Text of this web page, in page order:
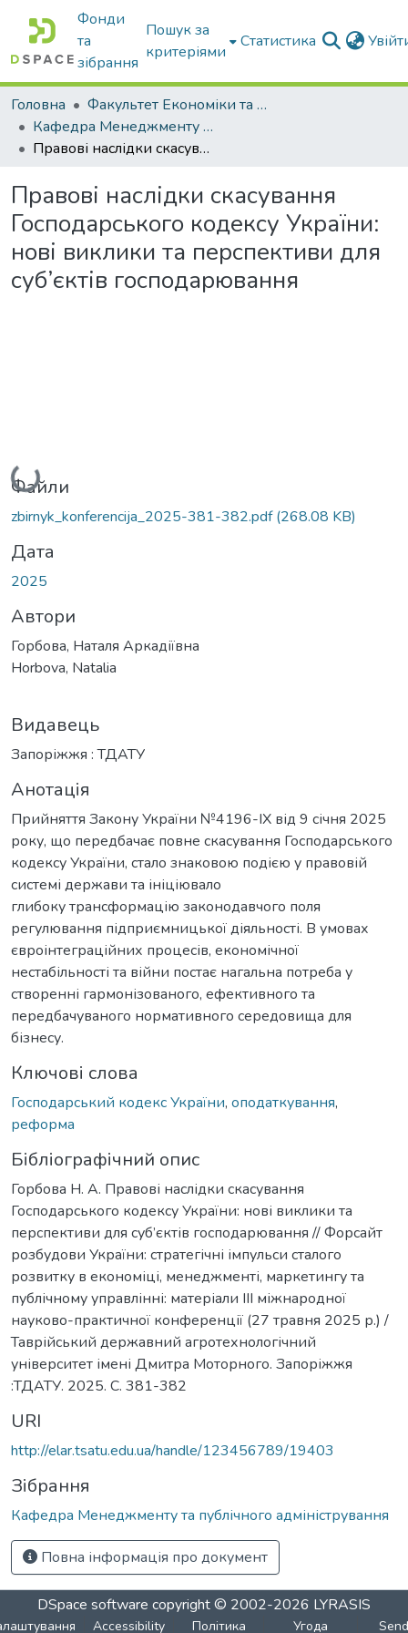
Фонди
та
зібрання
Пошук за
критеріями
Статистика
Головна
Факультет Економіки та бізнесу
Кафедра Менеджменту та публічного адміністрування
Правові наслідки скасування Господарського кодексу України: нові виклики та перспективи для суб’єктів господарювання
Правові наслідки скасування
Господарського кодексу України:
нові виклики та перспективи для
суб’єктів господарювання
Вантажиться...
Файли
zbirnyk_konferencija_2025-381-382.pdf(268.08 KB)
Дата
2025
Автори
Горбова, Наталя Аркадіївна
Horbova, Natalia
Видавець
Запоріжжя : ТДАТУ
Анотація
Прийняття Закону України №4196-ІХ від 9 січня 2025
року, що передбачає повне скасування Господарського
кодексу України, стало знаковою подією у правовій
системі держави та ініціювало
глибоку трансформацію законодавчого поля
регулювання підприємницької діяльності. В умовах
євроінтеграційних процесів, економічної
нестабільності та війни постає нагальна потреба у
створенні гармонізованого, ефективного та
передбачуваного нормативного середовища для
бізнесу.
Ключові слова
Господарський кодекс України, оподаткування,
реформа
Бібліографічний опис
Горбова Н. А. Правові наслідки скасування
Господарського кодексу України: нові виклики та
перспективи для суб’єктів господарювання // Форсайт
розбудови України: стратегічні імпульси сталого
розвитку в економіці, менеджменті, маркетингу та
публічному управлінні: матеріали ІІІ міжнародної
науково-практичної конференції (27 травня 2025 р.) /
Таврійський державний агротехнологічний
університет імені Дмитра Моторного. Запоріжжя
:ТДАТУ. 2025. С. 381-382
URI
http://elar.tsatu.edu.ua/handle/123456789/19403
Зібрання
Кафедра Менеджменту та публічного адміністрування
Повна інформація про документ
DSpace software copyright © 2002-2026 LYRASIS
Accessibility Політика Угода Send